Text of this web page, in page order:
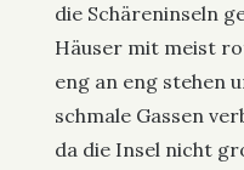
die Schäreninseln
Häuser mit meist
eng an eng stehen
schmale Gassen
da die Insel nicht